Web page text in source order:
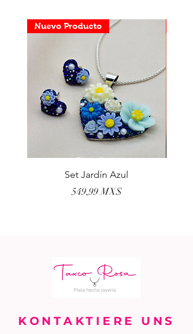
Nuevo Producto
Set Jardín Azul
Preis
549,99 MX$
KONTAKTIERE UNS